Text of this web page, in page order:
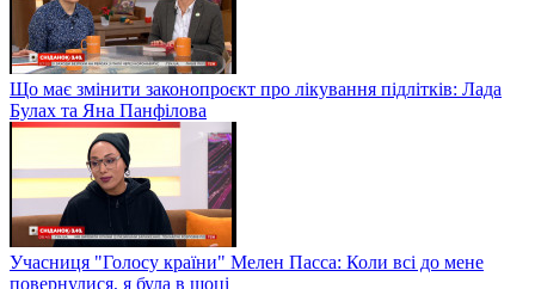
Що має змінити законопроєкт про лікування підлітків: Лада
Булах та Яна Панфілова
Учасниця "Голосу країни" Мелен Пасса: Коли всі до мене
повернулися, я була в шоці